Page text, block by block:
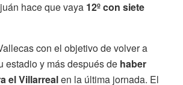
hace que vaya 12º con siete
con el objetivo de volver a
estadio y más después de haber
el Villarrealen la última jornada. El